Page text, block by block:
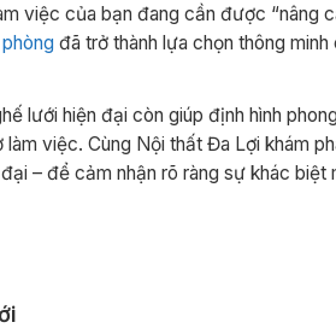
việc của bạn đang cần được “nâng
đã trở thành lựa chọn thông
lưới hiện đại còn giúp định hình
việc. Cùng Nội thất Đa Lợi khám
– để cảm nhận rõ ràng sự khác biệt